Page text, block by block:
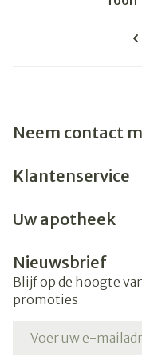
Neem contact
Klantenservice
Uw apotheek
Nieuwsbrief
Blijf op de hoogte
promoties